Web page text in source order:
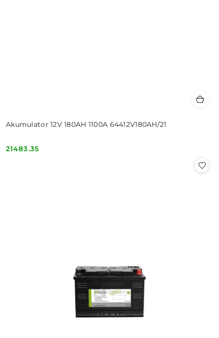
Akumulator 12V 180AH 1100A 64412V180AH/21
Cena:
21483.35